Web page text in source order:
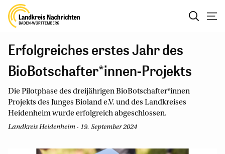
Erfolgreiches erstes Jahr des
BioBotschafter*innen-Projekts
Die Pilotphase des dreijährigen BioBotschafter*innen
Projekts des Junges Bioland e.V. und des Landkreises
Heidenheim wurde erfolgreich abgeschlossen.
Landkreis Heidenheim · 19. September 2024